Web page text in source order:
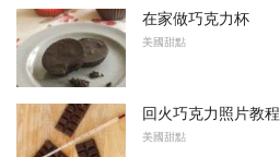
在家做巧克力杯
美國甜點
回火巧克力照片教程
美國甜點